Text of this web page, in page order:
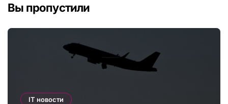
Вы пропустили
IT новости